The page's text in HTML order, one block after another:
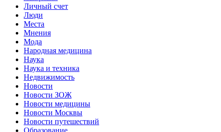
Личный счет
Люди
Места
Мнения
Мода
Народная медицина
Наука
Наука и техника
Недвижимость
Новости
Новости ЗОЖ
Новости медицины
Новости Москвы
Новости путешествий